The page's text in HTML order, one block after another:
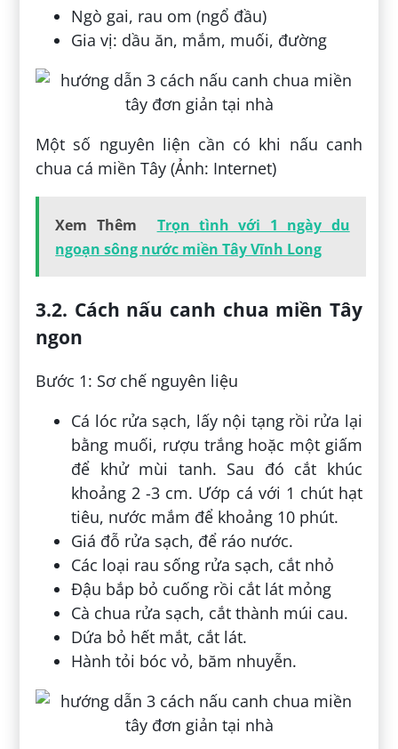
Ngò gai, rau om (ngổ đầu)
Gia vị: dầu ăn, mắm, muối, đường
Một số nguyên liện cần có khi nấu canh
chua cá miền Tây (Ảnh: Internet)
Xem Thêm
Trọn tình với 1 ngày du
ngoạn sông nước miền Tây Vĩnh Long
3.2. Cách nấu canh chua miền Tây
ngon
Bước 1: Sơ chế nguyên liệu
Cá lóc rửa sạch, lấy nội tạng rồi rửa lại
bằng muối, rượu trắng hoặc một giấm
để khử mùi tanh. Sau đó cắt khúc
khoảng 2 -3 cm. Ướp cá với 1 chút hạt
tiêu, nước mắm để khoảng 10 phút.
Giá đỗ rửa sạch, để ráo nước.
Các loại rau sống rửa sạch, cắt nhỏ
Đậu bắp bỏ cuống rồi cắt lát mỏng
Cà chua rửa sạch, cắt thành múi cau.
Dứa bỏ hết mắt, cắt lát.
Hành tỏi bóc vỏ, băm nhuyễn.